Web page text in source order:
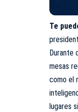
Te
Durante
mesas
como el
lugares